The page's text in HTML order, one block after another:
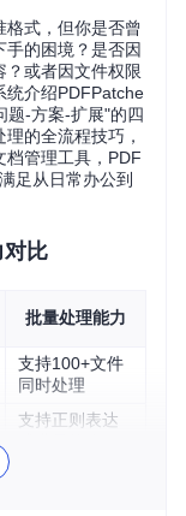
式，但你是否曾
的困境？是否因
？或者因文件权限
统介绍PDFPatche
题-方案-扩展"的四
的全流程技巧，
档管理工具，PDF
足从日常办公到
比
批量处理能力
支持100+文件
同时处理
支持正则表达